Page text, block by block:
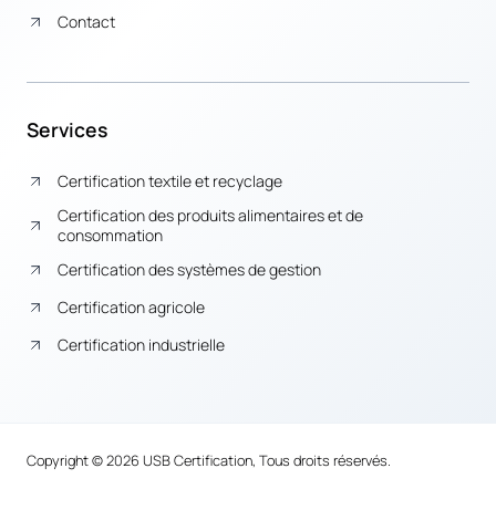
Contact
Services
Certification textile et recyclage
Certification des produits alimentaires et de
consommation
Certification des systèmes de gestion
Certification agricole
Certification industrielle
Copyright © 2026 USB Certification, Tous droits réservés.